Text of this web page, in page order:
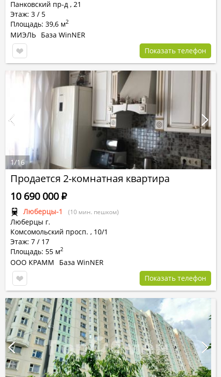
Панковский пр-д , 21
Этаж: 3 / 5
Площадь: 39,6 м2
МИЭЛЬ База WinNER
Показать телефон
Продается 2-комнатная квартира
Люберцы-1 (10 мин. пешком)
Люберцы г.
Комсомольский просп. , 10/1
Этаж: 7 / 17
Площадь: 55 м2
10 690 000Р
ООО КРАММ
База WinNER
Показать телефон
1/16